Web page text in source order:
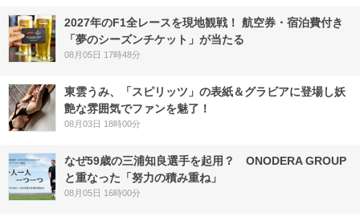
2027年のF1全レースを現地観戦！ 航空券・宿泊費付き
「夢のシーズンチケット」が当たる
08月05日 17時48分
東雲うみ、「スピリッツ」の表紙＆グラビアに登場し妖
艶な雰囲気でファンを魅了！
08月03日 18時00分
なぜ59歳の三浦知良選手を起用？ ONODERA GROUP
と重なった「努力の積み重ね」
08月05日 16時00分